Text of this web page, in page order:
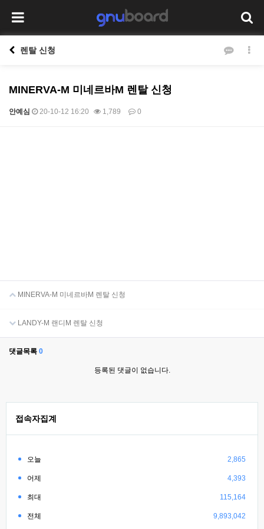
렌탈 신청
MINERVA-M 미네르바M 렌탈 신청
안예심 20-10-12 16:20 1,789 0
MINERVA-M 미네르바M 렌탈 신청
LANDY-M 랜디M 렌탈 신청
댓글목록 0
등록된 댓글이 없습니다.
접속자집계
오늘 2,865
어제 4,393
최대 115,164
전체 9,893,042